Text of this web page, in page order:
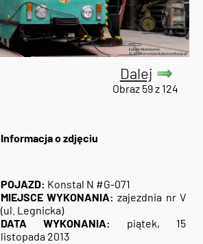
Dalej
Obraz 59 z 124
Informacja o zdjęciu
POJAZD: Konstal N #G-071
MIEJSCE WYKONANIA: zajezdnia nr V
(ul. Legnicka)
DATA WYKONANIA: piątek, 15
listopada 2013